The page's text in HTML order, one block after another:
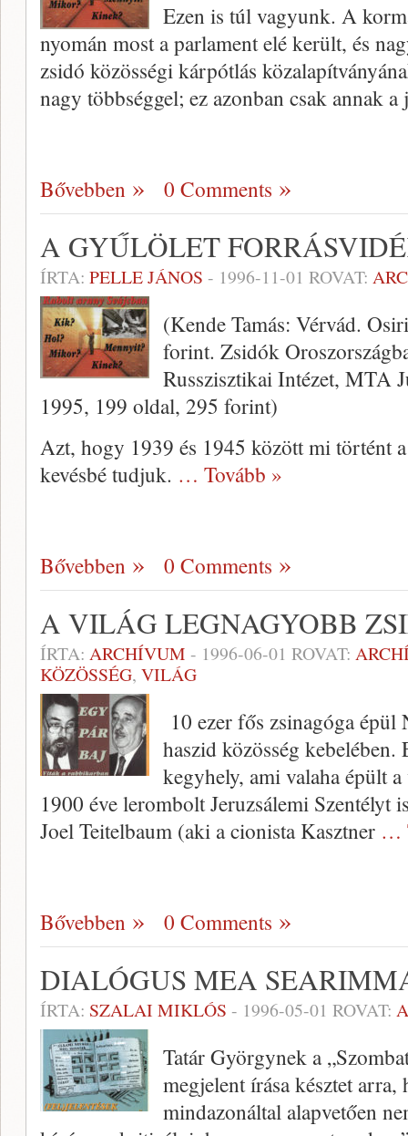
Ezen is túl vagyunk. A
nyomán most a parlament elé került, és
zsidó közösségi kárpótlás
nagy többséggel; ez azonban csak annak
Bővebben 0 Comments
A GYŰLÖLET
ÍRTA: PELLE JÁNOS - 1996-11-01 ROVAT:
(Kende Tamás: Vérvád.
forint. Zsidók
Russzisztikai Intézet, MTA
1995, 199 oldal, 295 forint)
Azt, hogy 1939 és 1945 között mi tör­tént
kevésbé tudjuk. … Tovább »
Bővebben 0 Comments
A VILÁG LEGNAGYOBB
ÍRTA: ARCHÍVUM - 1996-06-01 ROVAT:
KÖZÖSSÉG, VILÁG
10 ezer fős zsinagóga
haszid közösség
kegyhely, ami valaha épült
1900 éve lerombolt Jeruzsálemi Szentélyt
Joel Teitelbaum (aki a cionista Kasztner …
Bővebben 0 Comments
DIALÓGUS MEA
ÍRTA: SZALAI MIKLÓS - 1996-05-01 ROVAT:
Tatár Györgynek a
megjelent írása késztet
mindazonáltal alapvetően